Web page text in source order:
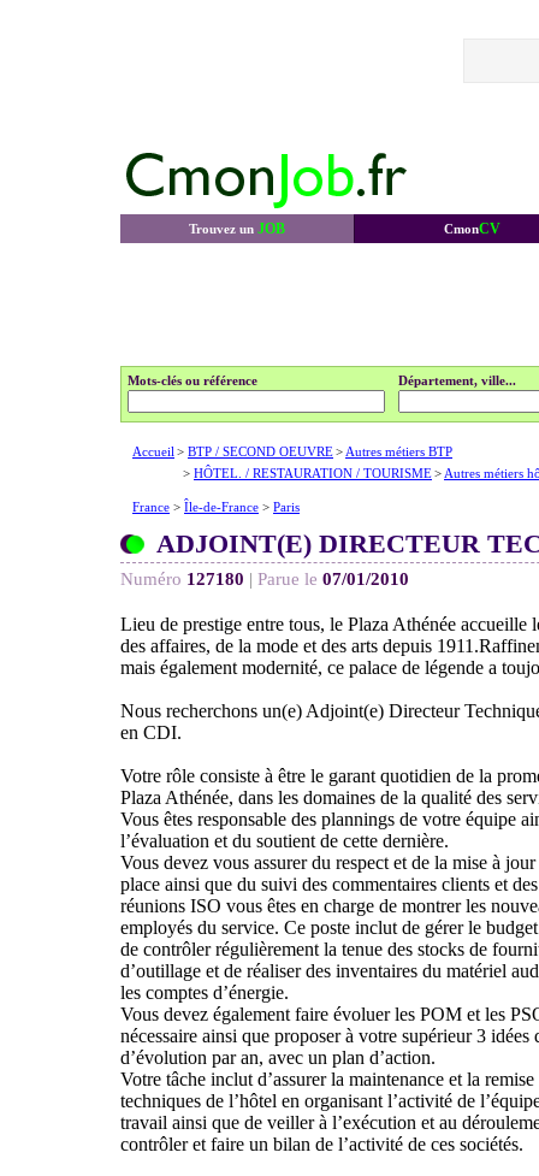
Trouvez un JOB CmonCV
Mots-clés ou référence Département, ville...
Accueil > BTP / SECOND OEUVRE> Autres métiers BTP
> HÔTEL. / RESTAURATION / TOURISME> Autres métiers
France > Île-de-France > Paris
ADJOINT(E) DIRECTEUR
Numéro 127180 | Parue le 07/01/2010
Lieu de prestige entre tous, le Plaza Athénée accueille
des affaires, de la mode et des arts depuis
mais également modernité, ce palace de légende a
Nous recherchons un(e) Adjoint(e) Directeur
en CDI.
Votre rôle consiste à être le garant quotidien de la
Plaza Athénée, dans les domaines de la qualité des
Vous êtes responsable des plannings de votre équipe
l’évaluation et du soutient de cette dernière.
Vous devez vous assurer du respect et de la mise à
place ainsi que du suivi des commentaires clients et
réunions ISO vous êtes en charge de montrer les
employés du service. Ce poste inclut de gérer le
de contrôler régulièrement la tenue des stocks de
d’outillage et de réaliser des inventaires du matériel
les comptes d’énergie.
Vous devez également faire évoluer les POM et les
nécessaire ainsi que proposer à votre supérieur 3 idées
d’évolution par an, avec un plan d’action.
Votre tâche inclut d’assurer la maintenance et la remise
techniques de l’hôtel en organisant l’activité de
travail ainsi que de veiller à l’exécution et au
contrôler et faire un bilan de l’activité de ces sociétés.